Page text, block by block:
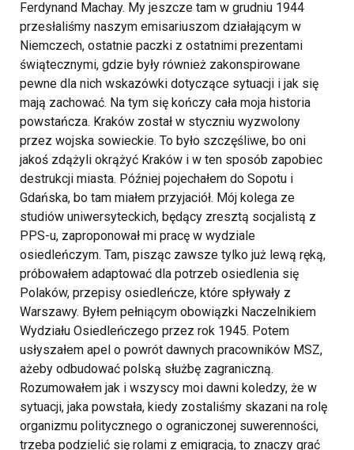
Ferdynand Machay. My jeszcze tam w grudniu 1944
przesłaliśmy naszym emisariuszom działającym w
Niemczech, ostatnie paczki z ostatnimi prezentami
świątecznymi, gdzie były również zakonspirowane
pewne dla nich wskazówki dotyczące sytuacji i jak się
mają zachować. Na tym się kończy cała moja historia
powstańcza. Kraków został w styczniu wyzwolony
przez wojska sowieckie. To było szczęśliwe, bo oni
jakoś zdążyli okrążyć Kraków i w ten sposób zapobiec
destrukcji miasta. Później pojechałem do Sopotu i
Gdańska, bo tam miałem przyjaciół. Mój kolega ze
studiów uniwersyteckich, będący zresztą socjalistą z
PPS-u, zaproponował mi pracę w wydziale
osiedleńczym. Tam, pisząc zawsze tylko już lewą ręką,
próbowałem adaptować dla potrzeb osiedlenia się
Polaków, przepisy osiedleńcze, które spływały z
Warszawy. Byłem pełniącym obowiązki Naczelnikiem
Wydziału Osiedleńczego przez rok 1945. Potem
usłyszałem apel o powrót dawnych pracowników MSZ,
ażeby odbudować polską służbę zagraniczną.
Rozumowałem jak i wszyscy moi dawni koledzy, że w
sytuacji, jaka powstała, kiedy zostaliśmy skazani na rolę
organizmu politycznego o ograniczonej suwerenności,
trzeba podzielić się rolami z emigracją, to znaczy grać